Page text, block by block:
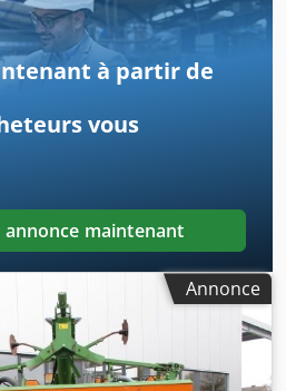
Eay Eefx Aidjk
à partir de
vous
annonce maintenant
Annonce